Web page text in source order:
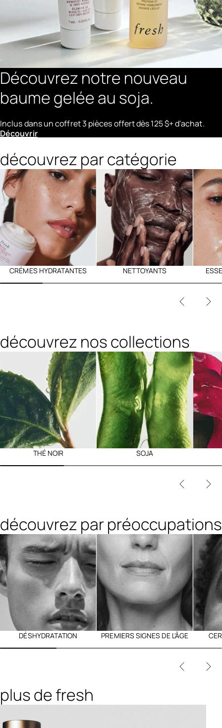
Découvrez notre nouveau
baume gelée au soja.
Inclus dans un coffret 3 pièces offert dès 125 $+ d'achat.
Découvrir
découvrez par catégorie
CRÉMES HYDRATANTES NETTOYANTS
découvrez nos collections
THÉ NOIR SOJA
découvrez par préoccupations
DÉSHYDRATATION PREMIERS SIGNES DE L'ÂGE
plus de fresh